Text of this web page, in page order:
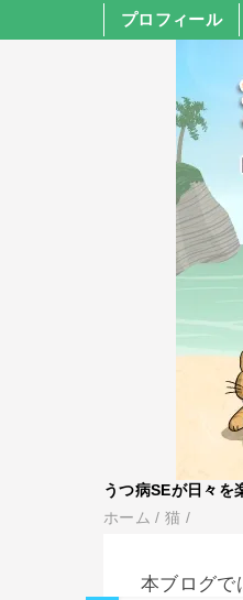
プロフィール
うつ病SEが日々を
ホーム /猫 /
本ブログで